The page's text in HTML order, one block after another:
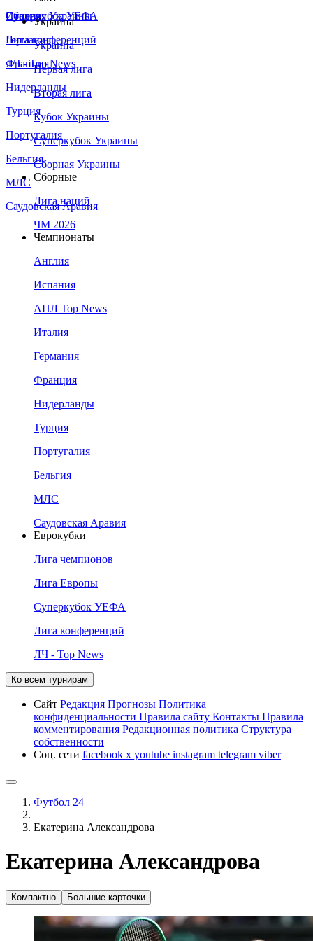
Сборная Украины
Италия
Германия
Франция
Нидерланды
Турция
Португалия
Бельгия
МЛС
Саудовская Аравия
Суперкубок УЕФА
Лига конференций
ЛЧ - Top News
Украина
Украина
Первая лига
Вторая лига
Кубок Украины
Суперкубок Украины
Сборная Украины
Сборные
Лига наций
ЧМ 2026
Чемпионаты
Англия
Испания
АПЛ Top News
Италия
Германия
Франция
Нидерланды
Турция
Португалия
Бельгия
МЛС
Саудовская Аравия
Еврокубки
Лига чемпионов
Лига Европы
Суперкубок УЕФА
Лига конференций
ЛЧ - Top News
Ко всем турнирам
Сайт Редакция Прогнозы Политика
конфиденциальности Правила сайту Контакты Правила
комментирования Редакционная политика Структура
собственности
Соц. сети facebook x youtube instagram telegram viber
Футбол 24
Екатерина Александрова
Екатерина Александрова
Компактно Большие карточки